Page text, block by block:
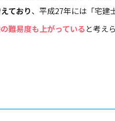
ており、平成27年には「宅建
難易度も上がっている と考え